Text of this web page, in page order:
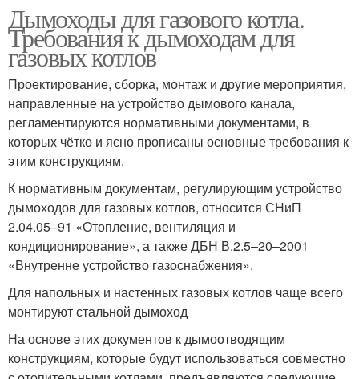
Дымоход в доме
Дымоходы для газового котла.
Требования к дымоходам для
газовых котлов
Проектирование, сборка, монтаж и другие мероприятия,
направленные на устройство дымового канала,
регламентируются нормативными документами, в
которых чётко и ясно прописаны основные требования к
этим конструкциям.
К нормативным документам, регулирующим устройство
дымоходов для газовых котлов, относится СНиП
2.04.05–91 «Отопление, вентиляция и
кондиционирование», а также ДБН В.2.5–20–2001
«Внутренне устройство газоснабжения».
Для напольных и настенных газовых котлов чаще всего
монтируют стальной дымоход
На основе этих документов к дымоотводящим
конструкциям, которые будут использоваться совместно